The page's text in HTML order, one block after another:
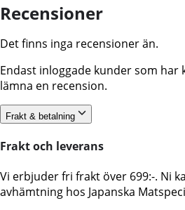
Recensioner
Det finns inga recensioner än.
Endast inloggade kunder som
lämna en recension.
Frakt & betalning
Frakt och leverans
Vi erbjuder fri frakt över 699:-. Ni
avhämtning hos Japanska